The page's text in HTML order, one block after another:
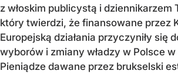
z włoskim publicystą i dziennikarzem
który twierdzi, że finansowane przez
Europejską działania przyczyniły się
wyborów i zmiany władzy w Polsce
Pieniądze dawane przez brukselski